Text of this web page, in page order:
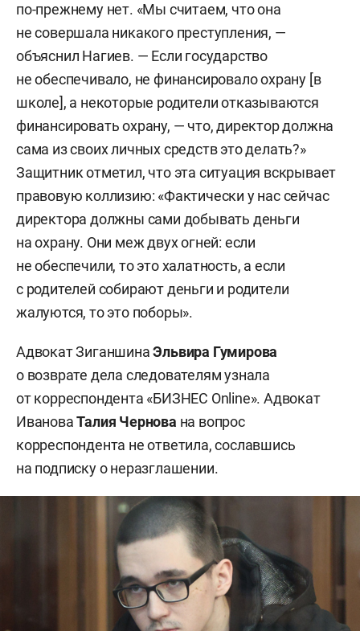
по-прежнему нет. «Мы считаем, что она
не совершала никакого преступления, —
объяснил Нагиев. — Если государство
не обеспечивало, не финансировало охрану [в
школе], а некоторые родители отказываются
финансировать охрану, — что, директор должна
сама из своих личных средств это делать?»
Защитник отметил, что эта ситуация вскрывает
правовую коллизию: «Фактически у нас сейчас
директора должны сами добывать деньги
на охрану. Они меж двух огней: если
не обеспечили, то это халатность, а если
с родителей собирают деньги и родители
жалуются, то это поборы».
Адвокат ЗиганшинаЭльвира Гумирова
о возврате дела следователям узнала
от корреспондента «БИЗНЕС Online». Адвокат
ИвановаТалия Чернова на вопрос
корреспондента не ответила, сославшись
на подписку о неразглашении.